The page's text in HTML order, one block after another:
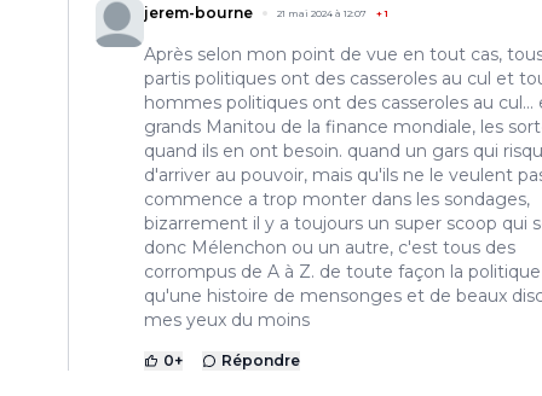
jerem-bourne 21 mai 2024 à 12:07 +1
Après selon mon point de vue en tout cas,
partis politiques ont des casseroles au cul et
hommes politiques ont des casseroles au cul...
grands Manitou de la finance mondiale, les
quand ils en ont besoin. quand un gars qui
d'arriver au pouvoir, mais qu'ils ne le veulent
commence a trop monter dans les sondages,
bizarrement il y a toujours un super scoop qui
donc Mélenchon ou un autre, c'est tous des
corrompus de A à Z. de toute façon la
qu'une histoire de mensonges et de beaux
mes yeux du moins
0+ Répondre